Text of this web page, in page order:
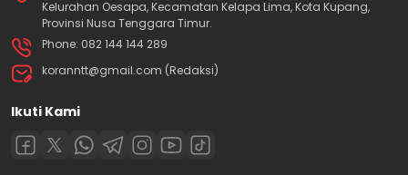
Kelurahan Oesapa, Kecamatan Kelapa Lima, Kota Kupang,
Provinsi Nusa Tenggara Timur.
Phone: 082 144 144 289
koranntt@gmail.com (Redaksi)
Ikuti Kami